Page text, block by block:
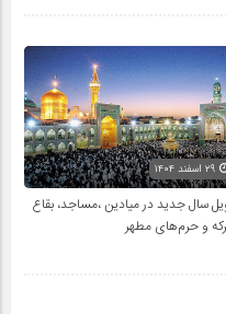
سال‌ جدید در میادین ،مساجد، بقاع
و حرم‌های‌ مطهر